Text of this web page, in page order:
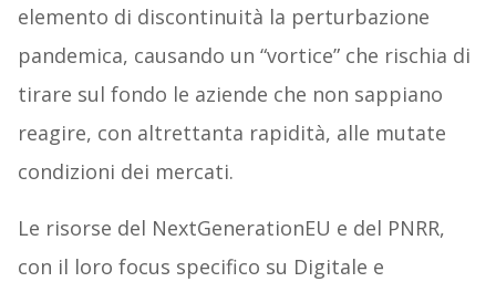
elemento di discontinuità la perturbazione
pandemica, causando un “vortice” che rischia di
tirare sul fondo le aziende che non sappiano
reagire, con altrettanta rapidità, alle mutate
condizioni dei mercati.
Le risorse del NextGenerationEU e del PNRR,
con il loro focus specifico su Digitale e